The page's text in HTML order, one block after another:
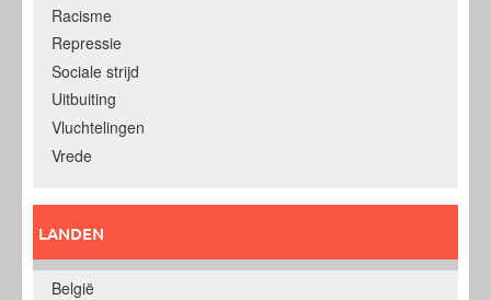
Racisme
Repressie
Sociale strijd
Uitbuiting
Vluchtelingen
Vrede
LANDEN
België